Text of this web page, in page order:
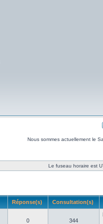
Nous sommes actuellement le
Le fuseau horaire est
Réponse(s) Consultation(s)
0 344